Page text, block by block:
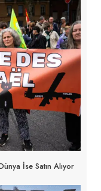
İse Satın Alıyor